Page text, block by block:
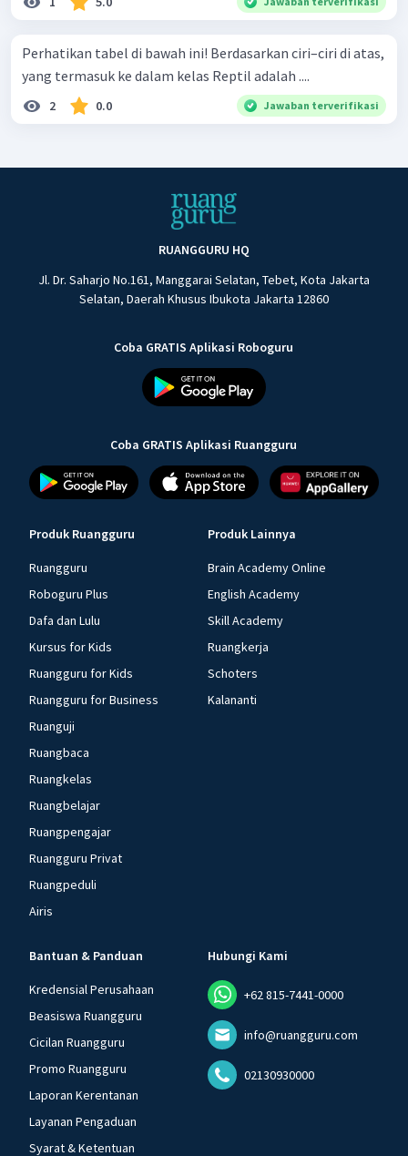
Perhatikan tabel di bawah ini! Berdasarkan ciri–ciri di atas,
yang termasuk ke dalam kelas Reptil adalah ....
2 0.0 Jawaban terverifikasi
RUANGGURU HQ
Jl. Dr. Saharjo No.161, Manggarai Selatan, Tebet, Kota Jakarta
Selatan, Daerah Khusus Ibukota Jakarta 12860
Coba GRATIS Aplikasi Roboguru
Coba GRATIS Aplikasi Ruangguru
Produk Ruangguru
Ruangguru
Roboguru Plus
Dafa dan Lulu
Kursus for Kids
Ruangguru for Kids
Ruangguru for Business
Ruanguji
Ruangbaca
Ruangkelas
Ruangbelajar
Ruangpengajar
Ruangguru Privat
Ruangpeduli
Airis
Produk Lainnya
Brain Academy Online
English Academy
Skill Academy
Ruangkerja
Schoters
Kalananti
Bantuan & Panduan
Kredensial Perusahaan
Beasiswa Ruangguru
Cicilan Ruangguru
Promo Ruangguru
Laporan Kerentanan
Layanan Pengaduan
Syarat & Ketentuan
Hubungi Kami
+62 815-7441-0000
info@ruangguru.com
02130930000